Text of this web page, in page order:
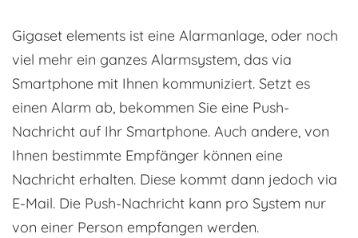
Gigaset elements ist eine Alarmanlage, oder noch
viel mehr ein ganzes Alarmsystem, das via
Smartphone mit Ihnen kommuniziert. Setzt es
einen Alarm ab, bekommen Sie eine Push-
Nachricht auf Ihr Smartphone. Auch andere, von
Ihnen bestimmte Empfänger können eine
Nachricht erhalten. Diese kommt dann jedoch via
E-Mail. Die Push-Nachricht kann pro System nur
von einer Person empfangen werden.